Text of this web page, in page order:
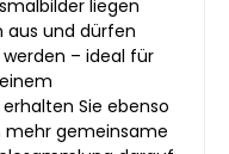
liegen
aus und dürfen
– ideal für
Sie ebenso
mehr gemeinsame